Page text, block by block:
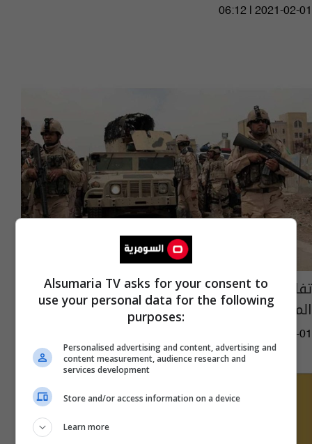
06:12 | 2021-02-01
تفاصيل عملية "أسود الجزيرة" في المناطق
المحررة
05:45 | 2021-02-01
Alsumaria TV asks for your consent to
use your personal data for the following
purposes:
Personalised advertising and content, advertising and
content measurement, audience research and
services development
Store and/or access information on a device
Learn more